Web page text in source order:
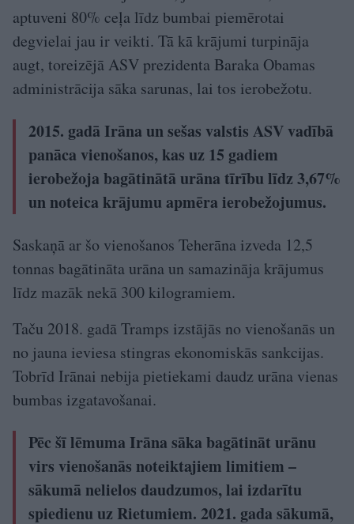
aptuveni 80% ceļa līdz bumbai piemērotai
degvielai jau ir veikti. Tā kā krājumi turpināja
augt, toreizējā ASV prezidenta Baraka Obamas
administrācija sāka sarunas, lai tos ierobežotu.
2015. gadā Irāna un sešas valstis ASV vadībā
panāca vienošanos, kas uz 15 gadiem
ierobežoja bagātinātā urāna tīrību līdz 3,67%
un noteica krājumu apmēra ierobežojumus.
Saskaņā ar šo vienošanos Teherāna izveda 12,5
tonnas bagātināta urāna un samazināja krājumus
līdz mazāk nekā 300 kilogramiem.
Taču 2018. gadā Tramps izstājās no vienošanās un
no jauna ieviesa stingras ekonomiskās sankcijas.
Tobrīd Irānai nebija pietiekami daudz urāna vienas
bumbas izgatavošanai.
Pēc šī lēmuma Irāna sāka bagātināt urānu
virs vienošanās noteiktajiem limitiem –
sākumā nelielos daudzumos, lai izdarītu
spiedienu uz Rietumiem. 2021. gada sākumā,